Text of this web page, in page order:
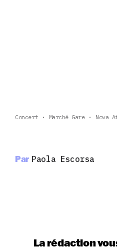
Concert Marché Gare Nova
Par Paola Escorsa
La rédaction